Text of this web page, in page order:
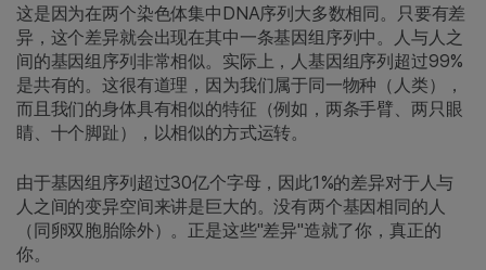
这是因为在两个染色体集中DNA序列大多数相同。只要有差
异，这个差异就会出现在其中一条基因组序列中。人与人之
间的基因组序列非常相似。实际上，人基因组序列超过99%
是共有的。这很有道理，因为我们属于同一物种（人类），
而且我们的身体具有相似的特征（例如，两条手臂、两只眼
睛、十个脚趾），以相似的方式运转。
由于基因组序列超过30亿个字母，因此1%的差异对于人与
人之间的变异空间来讲是巨大的。没有两个基因相同的人
（同卵双胞胎除外）。正是这些"差异"造就了你，真正的
你。